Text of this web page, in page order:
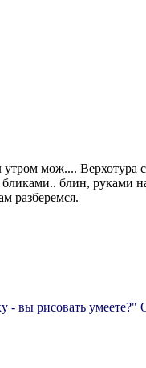
утром мож.... Верхотура
блин, руками
разберемся.
- вы рисовать умеете?"